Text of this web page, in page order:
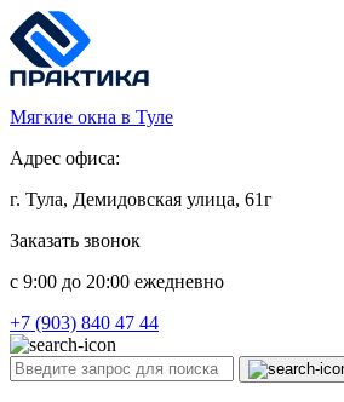
Мягкие окна в Туле
Адрес офиса:
г. Тула, Демидовская улица, 61г
Заказать звонок
c 9:00 до 20:00 ежедневно
+7 (903) 840 47 44